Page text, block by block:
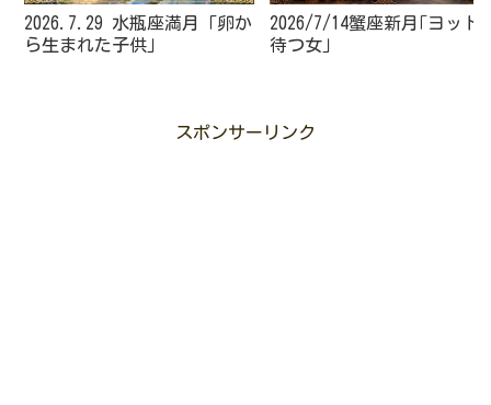
2026.7.29 水瓶座満月「卵か
ら生まれた子供」
2026/7/14蟹座新月｢ヨット
待つ女｣
スポンサーリンク